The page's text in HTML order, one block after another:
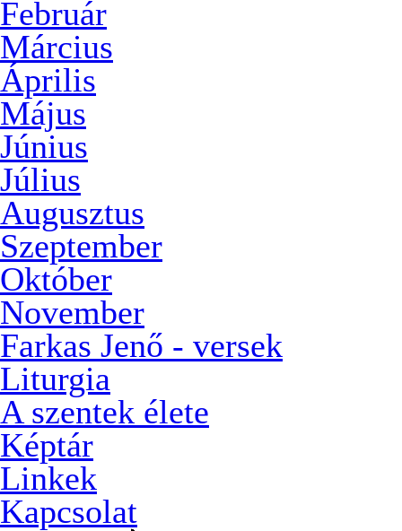
Február
Március
Április
Május
Június
Július
Augusztus
Szeptember
Október
November
Farkas Jenő - versek
Liturgia
A szentek élete
Képtár
Linkek
Kapcsolat